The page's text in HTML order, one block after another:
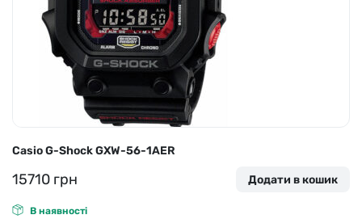
Casio G-Shock GXW-56-1AER
15710 грн Додати в кошик
В наявності